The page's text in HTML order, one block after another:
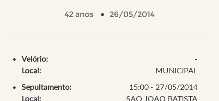
42 anos 26/05/2014
Velório:
-
Local:
MUNICIPAL
Sepultamento:
15:00 - 27/05/2014
Local:
SAO JOAO BATISTA